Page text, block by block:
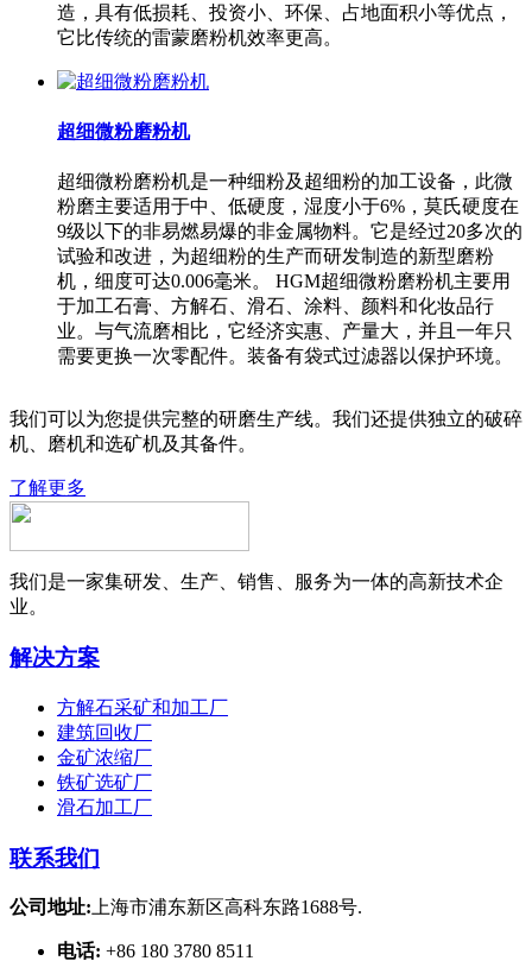
造，具有低损耗、投资小、环保、占地面积小等优点，
它比传统的雷蒙磨粉机效率更高。
超细微粉磨粉机
超细微粉磨粉机是一种细粉及超细粉的加工设备，此微
粉磨主要适用于中、低硬度，湿度小于6%，莫氏硬度在
9级以下的非易燃易爆的非金属物料。它是经过20多次的
试验和改进，为超细粉的生产而研发制造的新型磨粉
机，细度可达0.006毫米。 HGM超细微粉磨粉机主要用
于加工石膏、方解石、滑石、涂料、颜料和化妆品行
业。与气流磨相比，它经济实惠、产量大，并且一年只
需要更换一次零配件。装备有袋式过滤器以保护环境。
我们可以为您提供完整的研磨生产线。我们还提供独立的破碎
机、磨机和选矿机及其备件。
了解更多
我们是一家集研发、生产、销售、服务为一体的高新技术企
业。
解决方案
方解石采矿和加工厂
建筑回收厂
金矿浓缩厂
铁矿选矿厂
滑石加工厂
联系我们
公司地址: 上海市浦东新区高科东路1688号.
电话: +86 180 3780 8511